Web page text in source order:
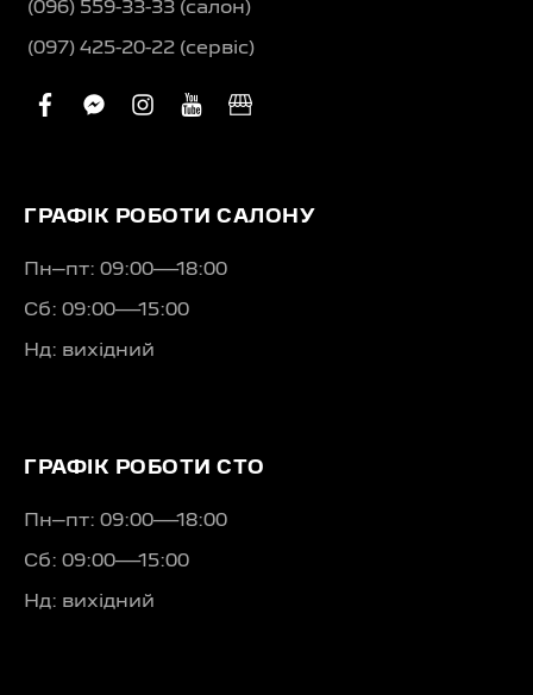
(096) 559-33-33 (салон)
(097) 425-20-22 (сервіс)
facebook
facebook-
instagram
youtube
business
ГРАФІК РОБОТИ САЛОНУ
Пн–пт: 09:00—18:00
Сб: 09:00—15:00
Нд: вихідний
ГРАФІК РОБОТИ СТО
Пн–пт: 09:00—18:00
Сб: 09:00—15:00
Нд: вихідний